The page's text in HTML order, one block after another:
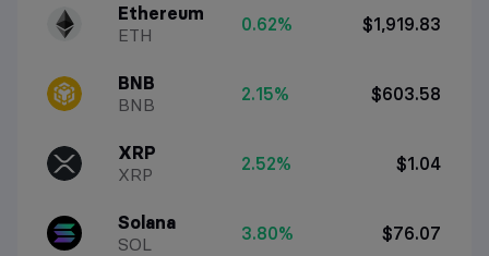
Ethereum
ETH
0.62% $1,919.83
BNB
BNB
2.15% $603.58
XRP
XRP
2.52% $1.04
Solana
SOL
3.80% $76.07